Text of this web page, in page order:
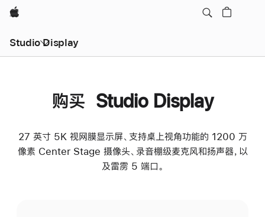
Apple
Studio Display
购买 Studio Display
27 英寸 5K 视网膜显示屏、支持桌上视角功能的 1200 万
像素 Center Stage 摄像头、录音棚级麦克风和扬声器，以
及雷雳 5 端口。